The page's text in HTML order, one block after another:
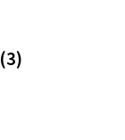
(3)